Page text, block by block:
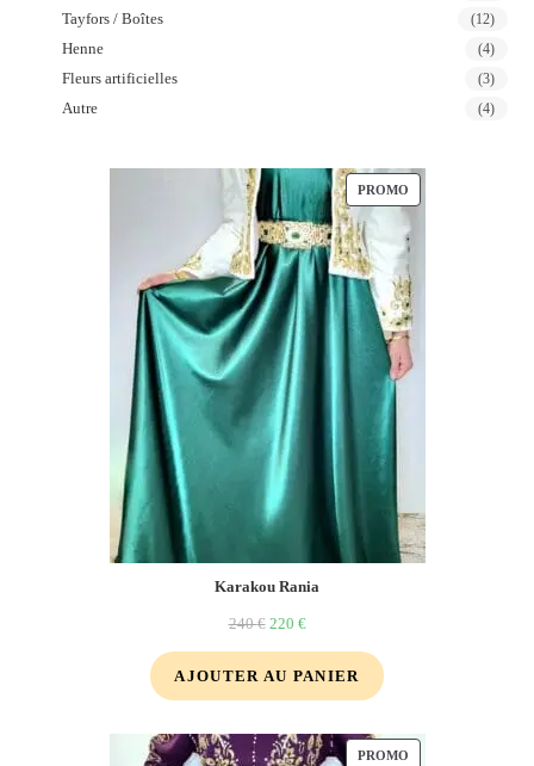
Tayfors / Boîtes (12)
Henne (4)
Fleurs artificielles (3)
Autre (4)
PROMO
Karakou Rania
240€ 220 €
AJOUTER AU PANIER
PROMO